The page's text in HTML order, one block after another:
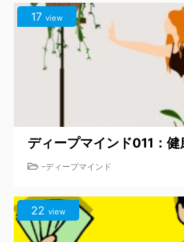
17 view
ディープマインド011：健
-ディープマインド
22 view